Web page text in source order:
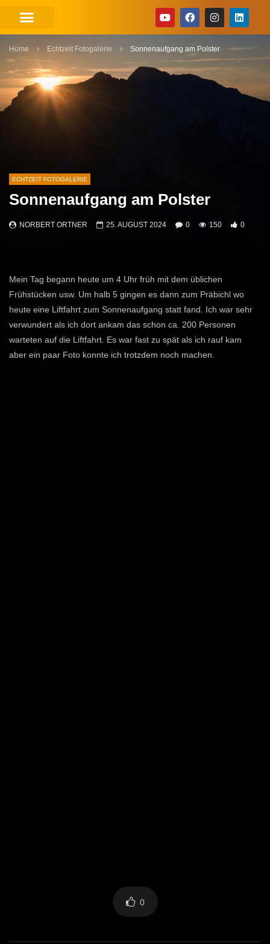
Home Echtzeit Fotogalerie Sonnenaufgang am Polster
ECHTZEIT FOTOGALERIE
Sonnenaufgang am Polster
NORBERT ORTNER 25. AUGUST 2024 0 150 0
Mein Tag begann heute um 4 Uhr früh mit dem üblichen
Frühstücken usw. Um halb 5 gingen es dann zum Präbichl wo
heute eine Liftfahrt zum Sonnenaufgang statt fand. Ich war sehr
verwundert als ich dort ankam das schon ca. 200 Personen
warteten auf die Liftfahrt. Es war fast zu spät als ich rauf kam
aber ein paar Foto konnte ich trotzdem noch machen.
0